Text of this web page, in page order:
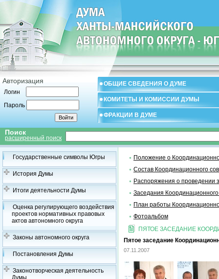
Авторизация
Логин
Пароль
ОБЩИЕ СВЕДЕНИЯ О ДУМЕ
КОМИТЕТЫ И КОМИССИИ ДУМЫ
ФРАКЦИИ В ДУМЕ
Поиск
расширенный поиск
Государственные символы Югры
История Думы
Итоги деятельности Думы
Оценка регулирующего воздействия
проектов нормативных правовых
актов автономного округа
Законы автономного округа
Постановления Думы
Законотворческая деятельность
Думы
Положение о
Состав Координационного
Распоряжения о проведении
Заседания
План работы
Фотоальбом
ПЯТОЕ ЗАСЕДАНИЕ
Пятое заседание
07.11.2007